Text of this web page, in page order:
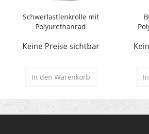
Schwerlastlenkrolle mit
Polyurethanrad
Keine Preise sichtbar
In den Warenkorb